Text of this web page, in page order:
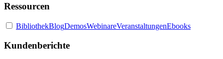
Ressourcen
BibliothekBlogDemosWebinareVeranstaltungenEbooks
Kundenberichte